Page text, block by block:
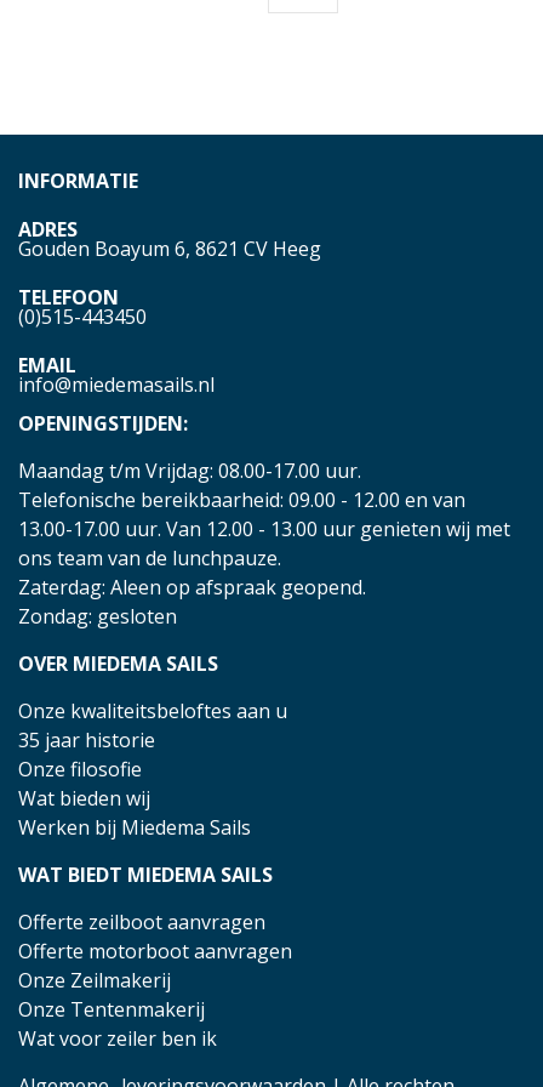
INFORMATIE
ADRES
Gouden Boayum 6, 8621 CV Heeg
TELEFOON
(0)515-443450
EMAIL
info@miedemasails.nl
OPENINGSTIJDEN:
Maandag t/m Vrijdag: 08.00-17.00 uur.
Telefonische bereikbaarheid: 09.00 - 12.00 en van
13.00-17.00 uur. Van 12.00 - 13.00 uur genieten wij met
ons team van de lunchpauze.
Zaterdag: Aleen op afspraak geopend.
Zondag: gesloten
OVER MIEDEMA SAILS
Onze kwaliteitsbeloftes aan u
35 jaar historie
Onze filosofie
Wat bieden wij
Werken bij Miedema Sails
WAT BIEDT MIEDEMA SAILS
Offerte zeilboot aanvragen
Offerte motorboot aanvragen
Onze Zeilmakerij
Onze Tentenmakerij
Wat voor zeiler ben ik